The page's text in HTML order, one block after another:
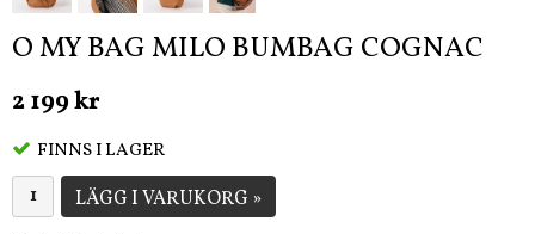
O MY BAG MILO BUMBAG COGNAC
2 199 kr
FINNS I LAGER
LÄGG I VARUKORG »